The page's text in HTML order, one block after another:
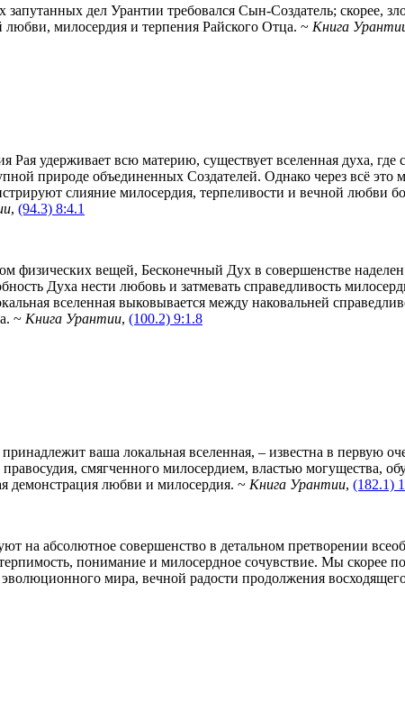
запутанных дел Урантии требовался Сын-Создатель; скорее,
милосердия и терпения Райского Отца. ~ Книга
Рая удерживает всю материю, существует вселенная духа,
природе объединенных Создателей. Однако через всё это
слияние милосердия, терпеливости и вечной любви
, (94.3) 8:4.1
физических вещей, Бесконечный Дух в совершенстве
Духа нести любовь и затмевать справедливость
вселенная выковывается между наковальней
~ Книга Урантии, (100.2) 9:1.8
ваша локальная вселенная, – известна в
смягченного милосердием, властью могущества,
демонстрация любви и милосердия. ~ Книга Урантии, (182.1)
на абсолютное совершенство в детальном претворении
понимание и милосердное сочувствие. Мы скорее
мира, вечной радости продолжения